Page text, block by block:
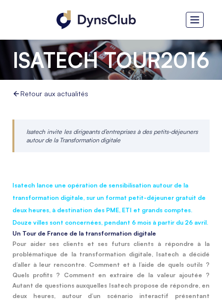
ISATECH TOUR2016
Retour aux actualités
Isatech invite les dirigeants d’entreprises à des petits-déjeuners
autour de la Transformation digitale
Isatech lance une opération de sensibilisation autour de la
transformation digitale, sur un format petit-déjeuner gratuit de
deux heures, à destination des PME, ETI et grands comptes.
Douze villes sont concernées, pendant 6 mois à partir du 26 avril.
Un Tour de France de la transformation digitale
Pour aider ses clients et ses futurs clients à répondre à la
problématique de la transformation digitale, Isatech a décidé
d’aller à leur rencontre. Comment et à l’aide de quels outils ?
Quels profits ? Comment en extraire de la valeur ajoutée ?
Autant de questions auxquelles Isatech propose de répondre, en
deux heures, autour d’un scénario interactif présentant